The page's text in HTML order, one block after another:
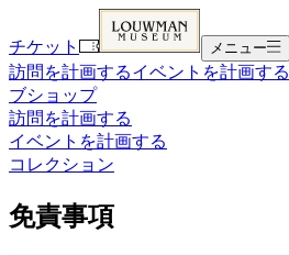
チケット メニュー
訪問を計画するイベントを計画する
ブショップ
訪問を計画する
イベントを計画する
コレクション
免責事項